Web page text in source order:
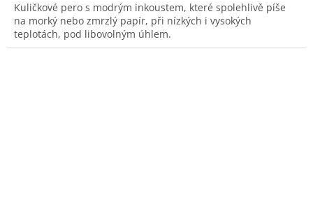
Kuličkové pero s modrým inkoustem, které spolehlivě píše
na morký nebo zmrzlý papír, při nízkých i vysokých
teplotách, pod libovolným úhlem.